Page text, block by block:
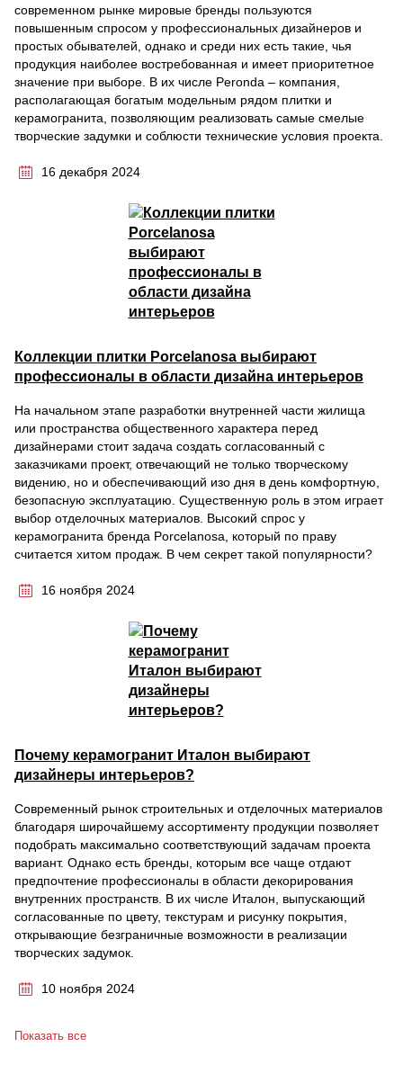
современном рынке мировые бренды пользуются
повышенным спросом у профессиональных дизайнеров и
простых обывателей, однако и среди них есть такие, чья
продукция наиболее востребованная и имеет приоритетное
значение при выборе. В их числе Peronda – компания,
располагающая богатым модельным рядом плитки и
керамогранита, позволяющим реализовать самые смелые
творческие задумки и соблюсти технические условия проекта.
16 декабря 2024
Коллекции плитки Porcelanosa выбирают
профессионалы в области дизайна интерьеров
На начальном этапе разработки внутренней части жилища
или пространства общественного характера перед
дизайнерами стоит задача создать согласованный с
заказчиками проект, отвечающий не только творческому
видению, но и обеспечивающий изо дня в день комфортную,
безопасную эксплуатацию. Существенную роль в этом играет
выбор отделочных материалов. Высокий спрос у
керамогранита бренда Porcelanosa, который по праву
считается хитом продаж. В чем секрет такой популярности?
16 ноября 2024
Почему керамогранит Италон выбирают
дизайнеры интерьеров?
Современный рынок строительных и отделочных материалов
благодаря широчайшему ассортименту продукции позволяет
подобрать максимально соответствующий задачам проекта
вариант. Однако есть бренды, которым все чаще отдают
предпочтение профессионалы в области декорирования
внутренних пространств. В их числе Италон, выпускающий
согласованные по цвету, текстурам и рисунку покрытия,
открывающие безграничные возможности в реализации
творческих задумок.
10 ноября 2024
Показать все